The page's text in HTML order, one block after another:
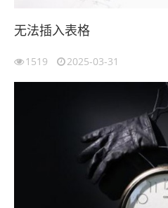
无法插入表格
1519 2025-03-31